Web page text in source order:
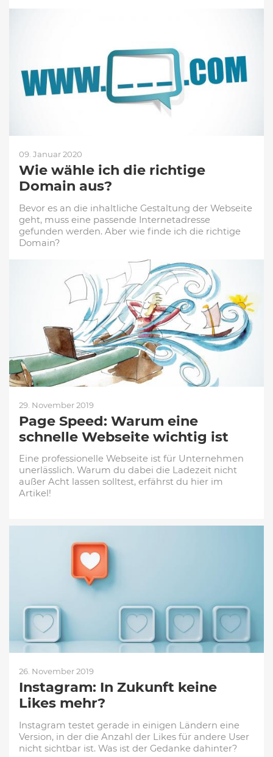
09. Januar 2020
Wie wähle ich die richtige
Domain aus?
Bevor es an die inhaltliche Gestaltung der Webseite
geht, muss eine passende Internetadresse
gefunden werden. Aber wie finde ich die richtige
Domain?
29. November 2019
Page Speed: Warum eine
schnelle Webseite wichtig ist
Eine professionelle Webseite ist für Unternehmen
unerlässlich. Warum du dabei die Ladezeit nicht
außer Acht lassen solltest, erfährst du hier im
Artikel!
26. November 2019
Instagram: In Zukunft keine
Likes mehr?
Instagram testet gerade in einigen Ländern eine
Version, in der die Anzahl der Likes für andere User
nicht sichtbar ist. Was ist der Gedanke dahinter?